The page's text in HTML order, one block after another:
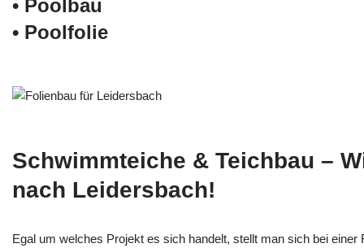
• Poolbau
• Poolfolie
Schwimmteiche & Teichbau –
nach Leidersbach!
Egal um welches Projekt es sich handelt, stellt man sich bei einer